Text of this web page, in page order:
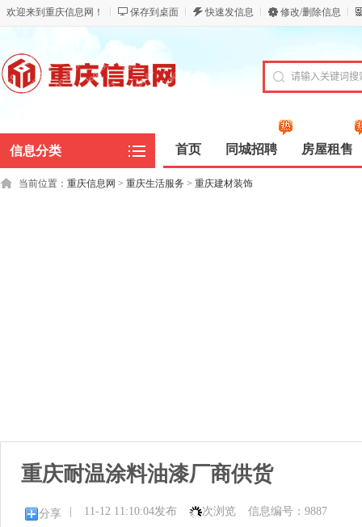
欢迎来到重庆信息网！ 保存到桌面 快速发信息 修改/删除信息
信息分类 首页 同城招聘 房屋租售
当前位置： 重庆信息网 > 重庆生活服务 > 重庆建材装饰
重庆耐温涂料油漆厂商供货
分享 11-12 11:10:04发布 次浏览 信息编号：9887